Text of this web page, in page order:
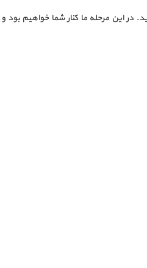
این مرحله ما کنار شما خواهیم بود و